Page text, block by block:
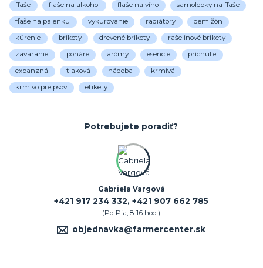
fľaše fľaše na alkohol fľaše na víno samolepky na fľaše
fľaše na pálenku vykurovanie radiátory demižón
kúrenie brikety drevené brikety rašelinové brikety
zaváranie poháre arómy esencie príchute
expanzná tlaková nádoba krmivá
krmivo pre psov etikety
Potrebujete poradiť?
Gabriela Vargová
+421 917 234 332, +421 907 662 785
(Po-Pia, 8-16 hod.)
objednavka@farmercenter.sk